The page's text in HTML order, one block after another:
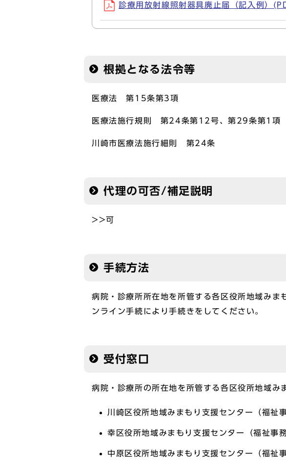
診療用放射線照射器具廃止届（記入例）
根拠となる法令等
医療法 第15条第3項
医療法施行規則 第24条第12号、第29条第1項
川崎市医療法施行細則 第24条
代理の可否/補足説明
>>可
手続方法
病院・診療所所在地を所管する各区役所地域み
ンライン手続により手続きをしてください。
受付窓口
病院・診療所の所在地を所管する各区役所地域み
川崎区役所地域みまもり支援センター（
幸区役所地域みまもり支援センター（福
中原区役所地域みまもり支援センター（